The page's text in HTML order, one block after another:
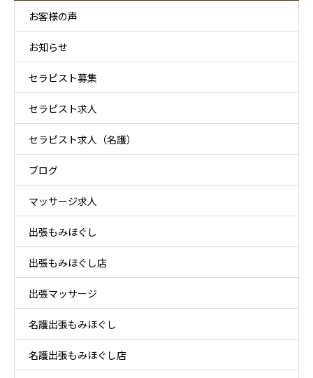
お客様の声
お知らせ
セラピスト募集
セラピスト求人
セラピスト求人（名護）
ブログ
マッサージ求人
出張もみほぐし
出張もみほぐし店
出張マッサージ
名護出張もみほぐし
名護出張もみほぐし店